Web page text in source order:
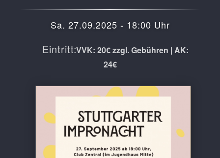
Sa. 27.09.2025 - 18:00 Uhr
Eintritt:VVK: 20€ zzgl. Gebühren | AK:
24€